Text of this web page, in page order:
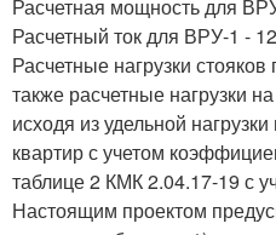
Расчетная мощность для
Расчетный ток для ВРУ-1 -
Расчетные нагрузки
также расчетные нагрузки
исходя из удельной
квартир с учетом
таблице 2 КМК 2.04.17-19 с
Настоящим проектом